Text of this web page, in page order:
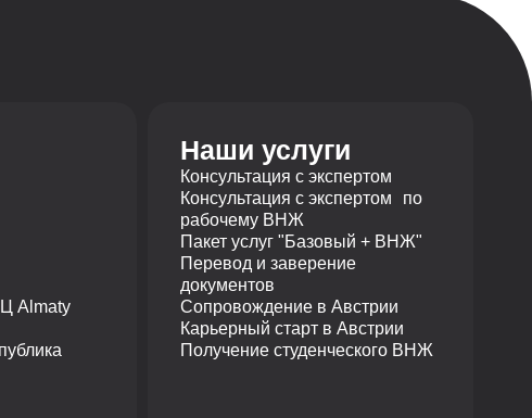
Almaty
Наши услуги
Консультация с экспертом
Консультация с экспертом по
рабочему ВНЖ
Пакет услуг "Базовый + ВНЖ"
Перевод и заверение
документов
Сопровождение в Австрии
Карьерный старт в Австрии
Получение студенческого ВНЖ